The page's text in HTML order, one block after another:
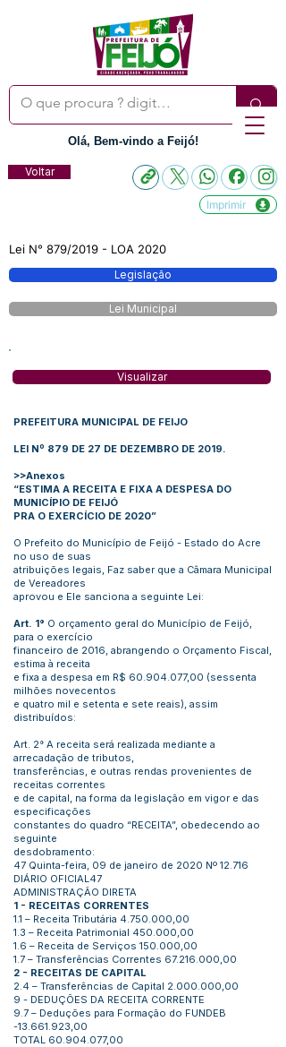
Olá, Bem-vindo a Feijó!
Voltar
Imprimir
Lei N° 879/2019 - LOA 2020
Legislação
Lei Municipal
Visualizar
PREFEITURA MUNICIPAL DE FEIJO
LEI Nº 879 DE 27 DE DEZEMBRO DE 2019.
>>Anexos
“ESTIMA A RECEITA E FIXA A DESPESA DO
MUNICÍPIO DE FEIJÓ
PRA O EXERCÍCIO DE 2020”
O Prefeito do Município de Feijó - Estado do Acre
no uso de suas
atribuições legais, Faz saber que a Câmara Municipal
de Vereadores
aprovou e Ele sanciona a seguinte Lei:
Art. 1° O orçamento geral do Município de Feijó,
para o exercício
financeiro de 2016, abrangendo o Orçamento Fiscal,
estima à receita
e fixa a despesa em R$ 60.904.077,00 (sessenta
milhões novecentos
e quatro mil e setenta e sete reais), assim
distribuídos:
Art. 2° A receita será realizada mediante a
arrecadação de tributos,
transferências, e outras rendas provenientes de
receitas correntes
e de capital, na forma da legislação em vigor e das
especificações
constantes do quadro “RECEITA”, obedecendo ao
seguinte
desdobramento:
47 Quinta-feira, 09 de janeiro de 2020 Nº 12.716
DIÁRIO OFICIAL47
ADMINISTRAÇÃO DIRETA
1 - RECEITAS CORRENTES
1.1 – Receita Tributária 4.750.000,00
1.3 – Receita Patrimonial 450.000,00
1.6 – Receita de Serviços 150.000,00
1.7 – Transferências Correntes 67.216.000,00
2 - RECEITAS DE CAPITAL
2.4 – Transferências de Capital 2.000.000,00
9 - DEDUÇÕES DA RECEITA CORRENTE
9.7 – Deduções para Formação do FUNDEB
-13.661.923,00
TOTAL 60.904.077,00